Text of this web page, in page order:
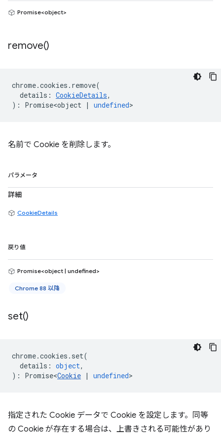
Promise<object>
remove()
chrome.cookies . remove(
details : CookieDetails,
) : Promise<object | undefined>
名前で Cookie を削除します。
パラメータ
詳細
CookieDetails
戻り値
Promise<object | undefined>
Chrome 88 以降
set()
chrome.cookies . set(
details : object,
) : Promise<Cookie | undefined>
指定された Cookie データで Cookie を設定します。同等
の Cookie が存在する場合は、上書きされる可能性があり